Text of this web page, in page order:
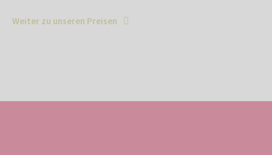
Weiter zu unseren Preisen